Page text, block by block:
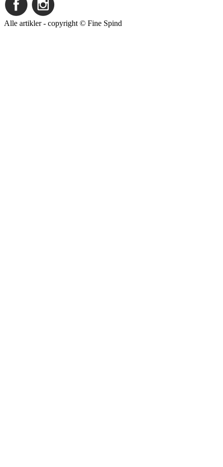
Alle artikler - copyright © Fine Spind